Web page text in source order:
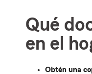
Qué
en el
Obtén una